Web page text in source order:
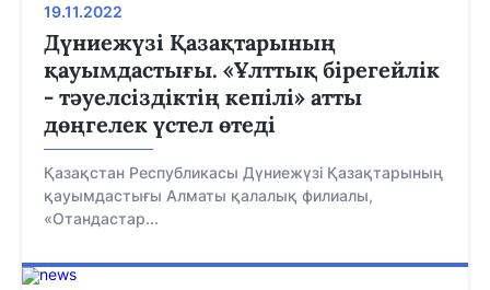
19.11.2022
Дүниежүзі Қазақтарының
қауымдастығы. «Ұлттық бірегейлік
- тәуелсіздіктің кепілі» атты
дөңгелек үстел өтеді
Қазақстан Республикасы Дүниежүзі Қазақтарының
қауымдастығы Алматы қалалық филиалы,
«Отандастар...